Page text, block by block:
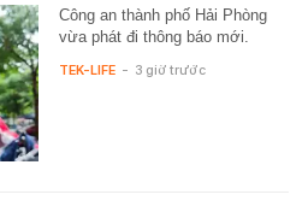
Công an thành phố Hải Phòng
vừa phát đi thông báo mới.
TEK-LIFE - 3 giờ trước